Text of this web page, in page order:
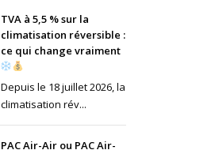
TVA à 5,5 % sur la
climatisation réversible :
ce qui change vraiment
Depuis le 18 juillet 2026, la
climatisation rév...
PAC Air-Air ou PAC Air-